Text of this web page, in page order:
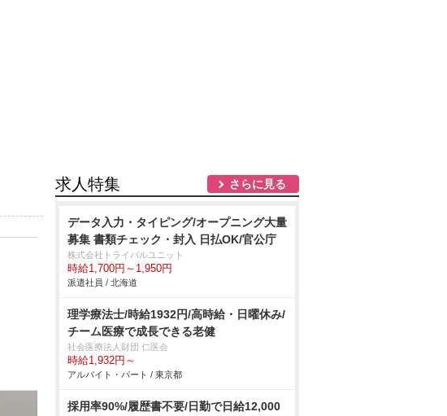
求人特集 さらに見る
データ入力・タイピング/オープニング大量
募集 書類チェック・封入 日払OK/官公庁
株式会社トライバルユニット
時給1,700円～1,950円
派遣社員 / 北海道
理学療法士/時給1932円/高時給・日曜休み/
チーム医療で成長できる老健
社会医療法人財団 仁医会
時給1,932円～
アルバイト・パート / 東京都
採用率90%/履歴書不要/日勤で日給12,000